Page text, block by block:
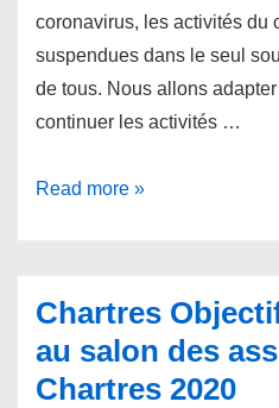
coronavirus, les activités du
suspendues dans le seul
de tous. Nous allons
continuer les activités …
Covid-
des
séances
dans
Read more »
Chartres
au salon des
Chartres 2020